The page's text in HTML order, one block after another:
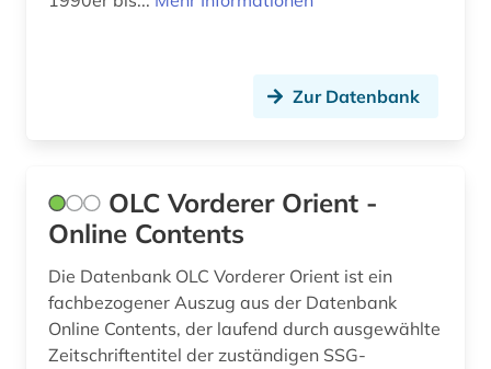
Zur Datenbank
OLC Vorderer Orient -
Online Contents
Die Datenbank OLC Vorderer Orient ist ein
fachbezogener Auszug aus der Datenbank
Online Contents, der laufend durch ausgewählte
Zeitschriftentitel der zuständigen SSG-